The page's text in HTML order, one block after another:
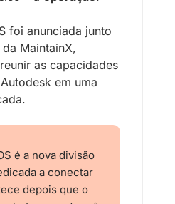
foi anunciada junto
MaintainX,
as capacidades
em uma
é a nova divisão
a conectar
depois que o